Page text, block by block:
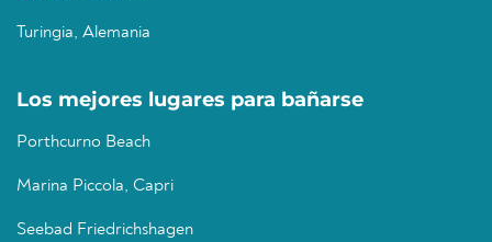
Turingia, Alemania
Los mejores lugares para bañarse
Porthcurno Beach
Marina Piccola, Capri
Seebad Friedrichshagen